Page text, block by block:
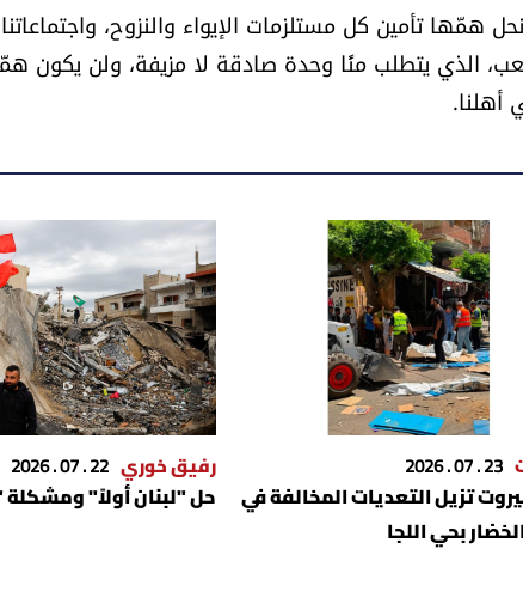
همّها تأمين كل مستلزمات الإيواء والنزوح،
الذي يتطلب منًا وحدة صادقة لا مزيفة، ولن يكون
أهلنا.
23 . 07 . 2026
تزيل التعديات المخالفة في
بحي اللجا
رفيق خوري 22 . 07 . 2026
حل "لبنان أولاً" ومشكلة